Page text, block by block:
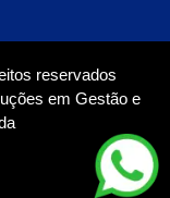
reservados
em Gestão e